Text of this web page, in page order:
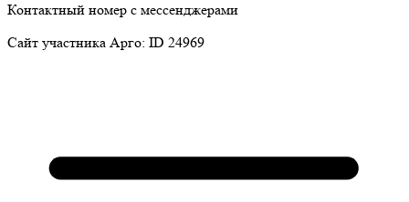
Контактный номер с мессенджерами
Сайт участника Арго: ID 24969